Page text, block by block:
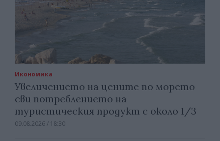
Икономика
Увеличението на цените по морето
сви потреблението на
туристическия продукт с около 1/3
09.08.2026 / 18:30